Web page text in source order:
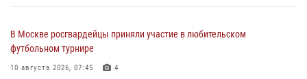
В Москве росгвардейцы приняли участие в любительском
футбольном турнире
10 августа 2026, 07:45 4